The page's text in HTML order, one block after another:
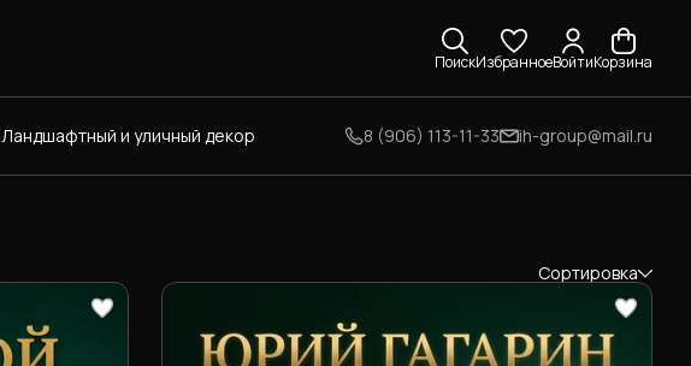
ПоискИзбранноеВойтиКорзина
Ландшафтный и уличный декор 8 (906) 113-11-33 ih-group@mail.ru
Сортировка